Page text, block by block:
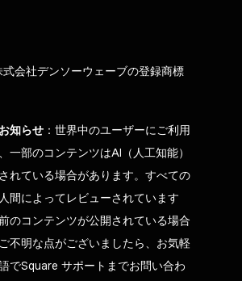
式会社デンソーウェーブの登録商標
知らせ ：世界中のユーザーにご利用
一部のコンテンツはAI（人工知能）
れている場合があります。すべての
間によってレビューされています
のコンテンツが公開されている場合
不明な点がございましたら、お気軽
でSquare サポートまでお問い合わ